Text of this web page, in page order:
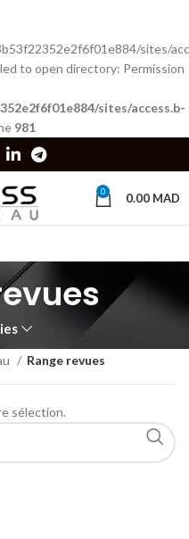
sites/
to open directory: Permission
sites/access.b-
981
0 0.00 MAD
Range revues
sélection.